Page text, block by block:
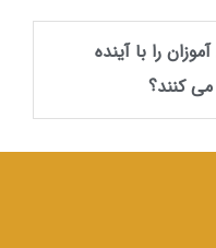
را با آینده
کنند؟